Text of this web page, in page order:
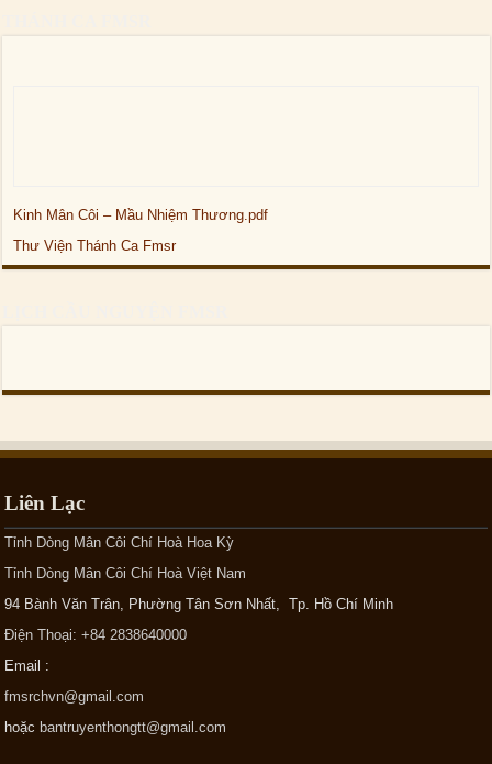
Kinh Mân Côi – Mầu Nhiệm Thương.pdf
Thư Viện Thánh Ca Fmsr
Liên Lạc
Tỉnh Dòng Mân Côi Chí Hoà Hoa Kỳ
Tỉnh Dòng Mân Côi Chí Hoà Việt Nam
94 Bành Văn Trân, Phường Tân Sơn Nhất, Tp. Hồ Chí Minh
Điện Thoại: +84 2838640000
Email :
fmsrchvn@gmail.com
hoặcbantruyenthongtt@gmail.com